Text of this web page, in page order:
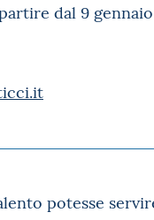
dal 9
potesse